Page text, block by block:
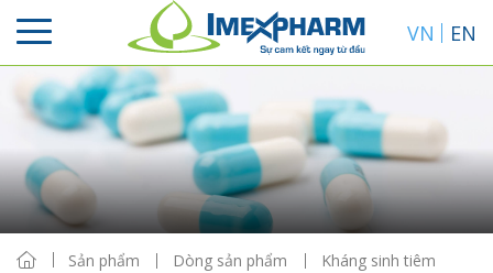
VN EN
Sản phẩm Dòng sản phẩm Kháng sinh tiêm
Sắp xếp
Hiển thị